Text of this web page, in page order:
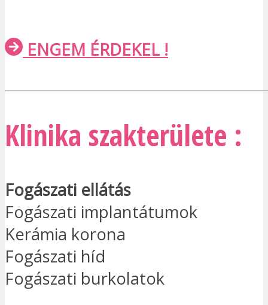
ENGEM ÉRDEKEL !
Klinika szakterülete :
Fogászati ellátás
Fogászati implantátumok
Kerámia korona
Fogászati híd
Fogászati burkolatok